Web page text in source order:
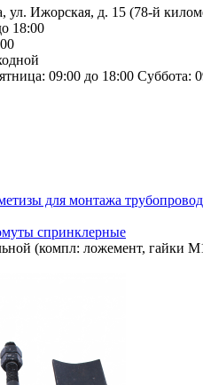
ул. Ижорская, д. 15 (78-й
18:00
09:00 до 18:00 Суббота:
для монтажа
спринклерные
(компл: ложемент, гайки